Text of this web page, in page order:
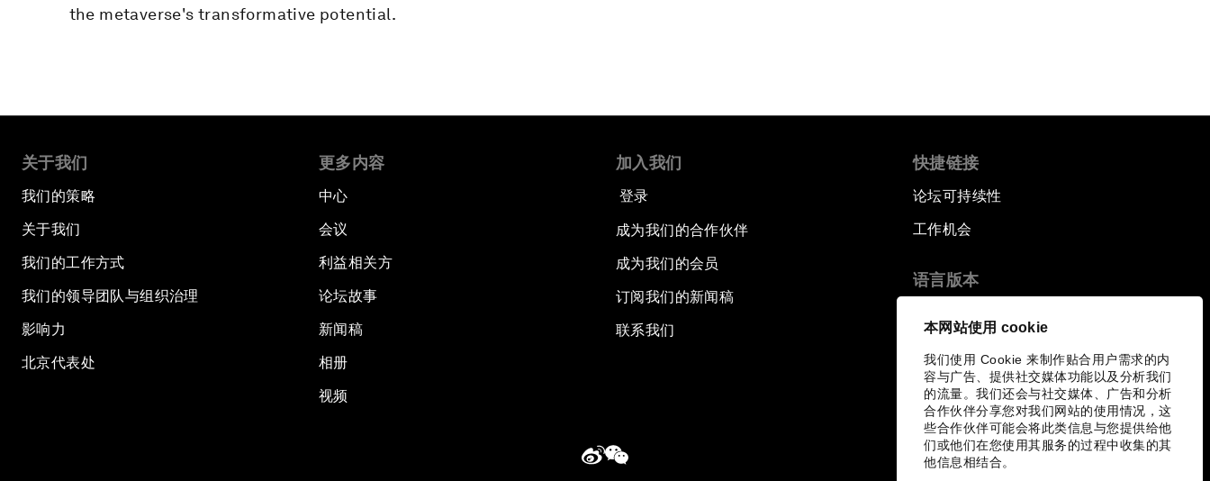
本网站使用 cookie
我们使用 Cookie 来制作贴合用户需求的内
容与广告、提供社交媒体功能以及分析我们
的流量。我们还会与社交媒体、广告和分析
合作伙伴分享您对我们网站的使用情况，这
些合作伙伴可能会将此类信息与您提供给他
们或他们在您使用其服务的过程中收集的其
他信息相结合。
the metaverse's transformative potential.
关于我们
我们的策略
关于我们
我们的工作方式
我们的领导团队与组织治理
影响力
北京代表处
更多内容
中心
会议
利益相关方
论坛故事
新闻稿
相册
视频
加入我们
登录
成为我们的合作伙伴
成为我们的会员
订阅我们的新闻稿
联系我们
快捷链接
论坛可持续性
工作机会
语言版本